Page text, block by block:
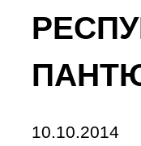
10.10.2014